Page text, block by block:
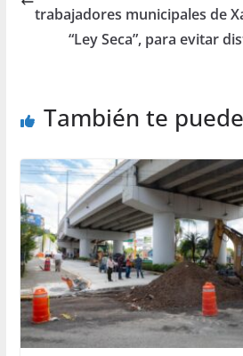
trabajadores municipales de
“Ley Seca”, para evitar
También te